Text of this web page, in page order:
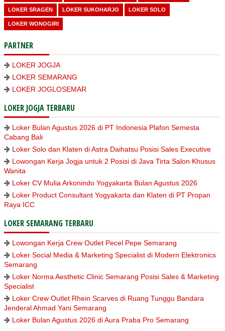
LOKER SRAGEN LOKER SUKOHARJO LOKER SOLO
LOKER WONOGIRI
PARTNER
LOKER JOGJA
LOKER SEMARANG
LOKER JOGLOSEMAR
LOKER JOGJA TERBARU
Loker Bulan Agustus 2026 di PT Indonesia Plafon Semesta
Cabang Bali
Loker Solo dan Klaten di Astra Daihatsu Posisi Sales Executive
Lowongan Kerja Jogja untuk 2 Posisi di Java Tirta Salon Khusus
Wanita
Loker CV Mulia Arkonindo Yogyakarta Bulan Agustus 2026
Loker Product Consultant Yogyakarta dan Klaten di PT Propan
Raya ICC
LOKER SEMARANG TERBARU
Lowongan Kerja Crew Outlet Pecel Pepe Semarang
Loker Social Media & Marketing Specialist di Modern Elektronics
Semarang
Loker Norma Aesthetic Clinic Semarang Posisi Sales & Marketing
Specialist
Loker Crew Outlet Rhein Scarves di Ruang Tunggu Bandara
Jenderal Ahmad Yani Semarang
Loker Bulan Agustus 2026 di Aura Praba Pro Semarang